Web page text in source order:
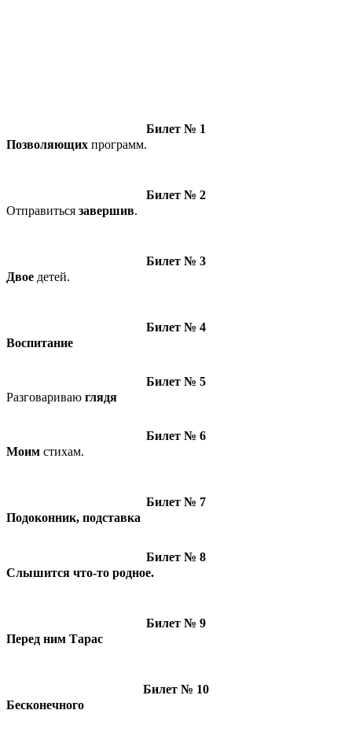
Билет № 1
Позволяющих программ.
Билет № 2
Отправиться завершив.
Билет № 3
Двое детей.
Билет № 4
Воспитание
Билет № 5
Разговариваю глядя
Билет № 6
Моим стихам.
Билет № 7
Подоконник, подставка
Билет № 8
Слышится что-то родное.
Билет № 9
Перед ним Тарас
Билет № 10
Бесконечного